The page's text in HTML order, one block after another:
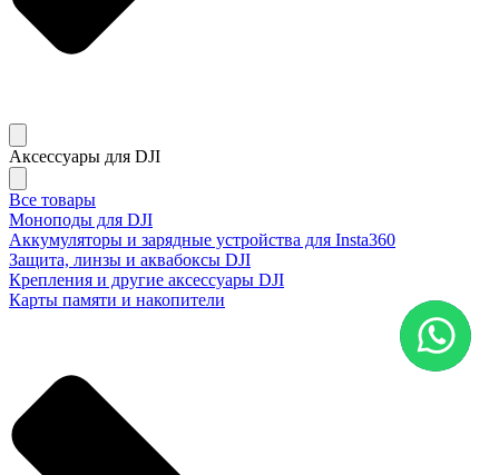
Аксессуары для DJI
Все товары
Моноподы для DJI
Аккумуляторы и зарядные устройства для Insta360
Защита, линзы и аквабоксы DJI
Крепления и другие аксессуары DJI
Карты памяти и накопители